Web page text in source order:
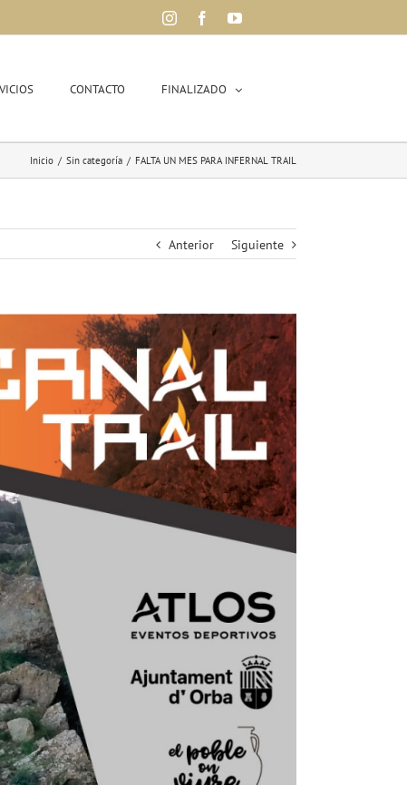
InstagramFacebookYouTube
CONTACTO FINALIZADO
Inicio / Sin categoría / FALTA UN MES PARA INFERNAL TRAIL
Anterior Siguiente